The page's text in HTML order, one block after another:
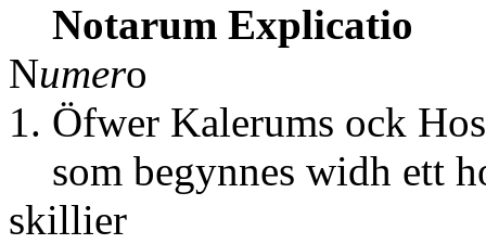
Notarum Explicatio
Numero
1. Öfwer Kalerums ock
som begynnes widh ett
skillier